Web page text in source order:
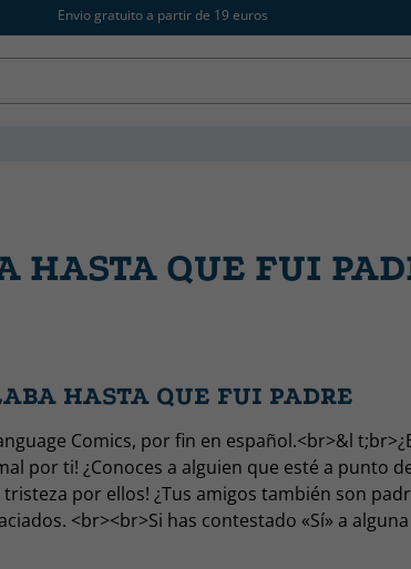
Envio gratuito a partir de 19 euros
HASTA QUE FUI
HASTA QUE FUI PADRE
Comics, por fin en español.<br>&l
por ti! ¿Conoces a alguien que esté a punto
por ellos! ¿Tus amigos también son
<br><br>Si has contestado «Sí» a
HASTA QUE FUI PADRE es para ti. Y si